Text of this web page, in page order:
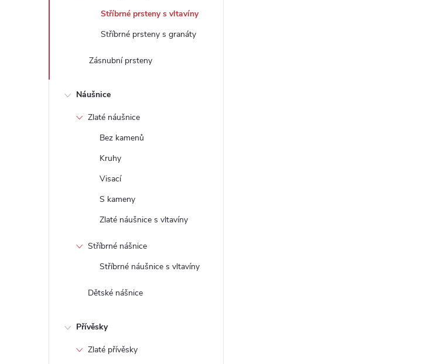
Stříbrné prsteny s vltavíny
Stříbrné prsteny s granáty
Zásnubní prsteny
Náušnice
Zlaté náušnice
Bez kamenů
Kruhy
Visací
S kameny
Zlaté náušnice s vltavíny
Stříbrné nášnice
Stříbrné náušnice s vltavíny
Dětské nášnice
Přívěsky
Zlaté přívěsky